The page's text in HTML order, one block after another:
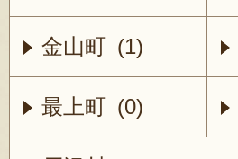
金山町 (1)
最上町 (0)